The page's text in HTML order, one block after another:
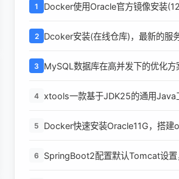
1 Docker使用Oracle官方镜像安装
2
Dcoker安装(在线仓库)，最新的服
3 MySQL数据库在高并发下的优化方
4 xtools一款基于JDK25的通用Java
5
Docker快速安装Oracle11G，搭建
6
SpringBoot2配置默认Tomcat设置